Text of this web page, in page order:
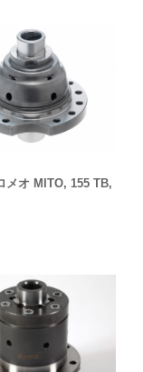
メオ MITO, 155 TB,